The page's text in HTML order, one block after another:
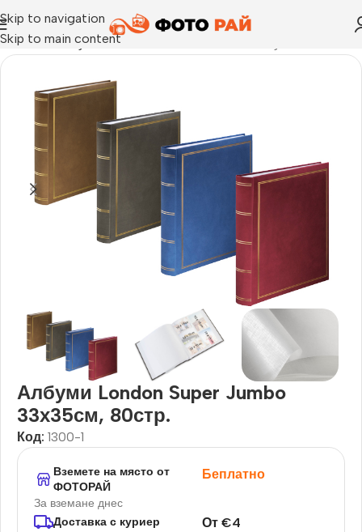
Skip to navigation
Skip to main content
Начало›Албум за залепване на снимки
Албуми London Super Jumbo
33х35см, 80стр.
Код: 1300-1
Вземете на място от
ФОТОРАЙ
За вземане днес
Беплатно
Доставка с куриер
От€4